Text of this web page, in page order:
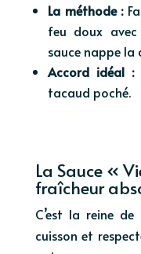
La méthode :
feu doux avec
sauce nappe la
Accord idéal :
tacaud poché.
La Sauce «
fraîcheur
C’est la reine de
cuisson et